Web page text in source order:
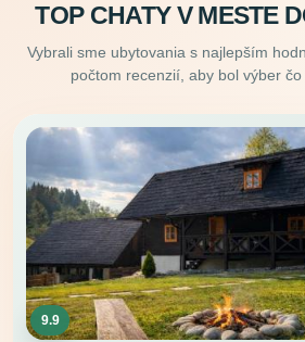
TOP CHATY V MESTE
Vybrali sme ubytovania s najlepším
počtom recenzií, aby bol výber čo
9.9